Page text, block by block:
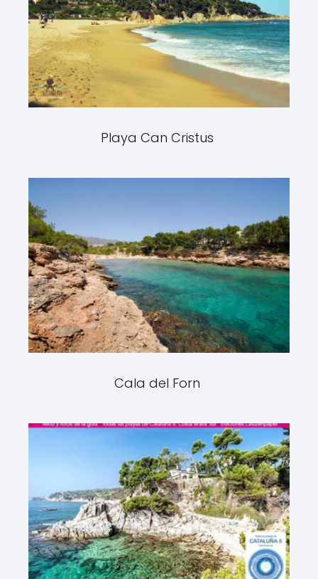
Playa Can Cristus
Cala del Forn